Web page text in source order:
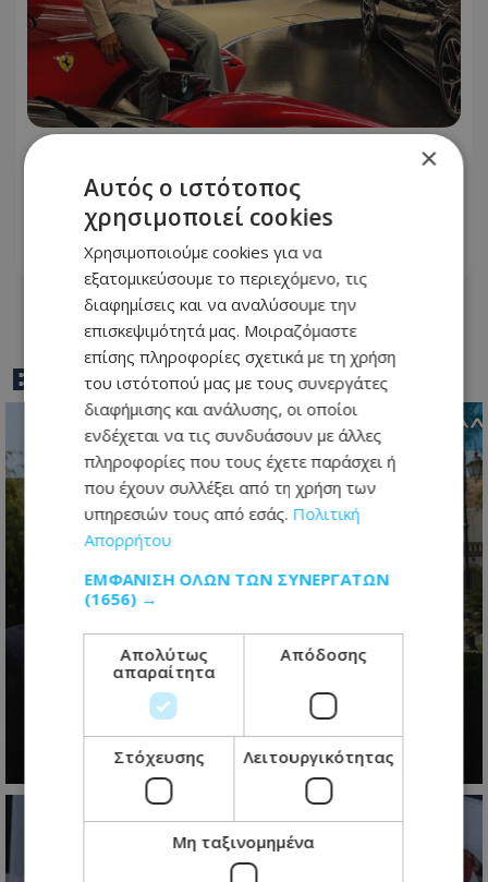
Ο Cristiano Ronaldo φωτογραφήθηκε
μπροστά από τον στόλο των
πανάκριβων αυτοκινήτων του!
06.08.2026 - 09:46
BEST OFTOTHEMAONLINE
Το restart Χριστοδουλίδη: Η
τελευταία ευκαιρία πριν από τη
μεγάλη πολιτική μάχη του 2028
×
Αυτός ο ιστότοπος
χρησιμοποιεί cookies
Χρησιμοποιούμε cookies για να
εξατομικεύσουμε το περιεχόμενο, τις
διαφημίσεις και να αναλύσουμε την
επισκεψιμότητά μας. Μοιραζόμαστε
επίσης πληροφορίες σχετικά με τη χρήση
του ιστότοπού μας με τους συνεργάτες
διαφήμισης και ανάλυσης, οι οποίοι
ενδέχεται να τις συνδυάσουν με άλλες
πληροφορίες που τους έχετε παράσχει ή
που έχουν συλλέξει από τη χρήση των
υπηρεσιών τους από εσάς. Πολιτική
Απορρήτου
ΕΜΦΆΝΙΣΗ ΌΛΩΝ ΤΩΝ ΣΥΝΕΡΓΑΤΏΝ
(1656) →
Απολύτως
απαραίτητα
Απόδοσης
Στόχευσης Λειτουργικότητας
Μη ταξινομημένα